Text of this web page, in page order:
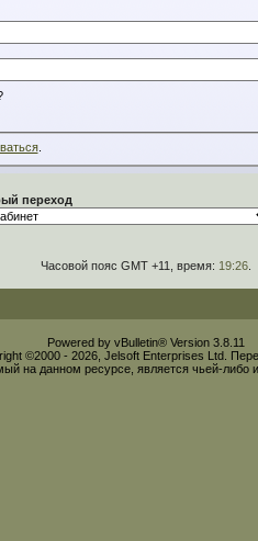
.
переход
Часовой пояс GMT +11, время: 19:26
Powered by vBulletin® Version 3.8.11
©2000 - 2026, Jelsoft Enterprises Ltd.
на данном ресурсе, является чьей-либо